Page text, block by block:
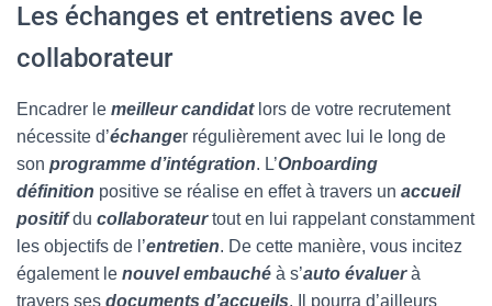
Les échanges et entretiens avec le
collaborateur
Encadrer le meilleur candidat lors de votre recrutement
nécessite d’échanger régulièrement avec lui le long de
son programme d’intégration. L’Onboarding
définition positive se réalise en effet à travers un accueil
positifdu collaborateurtout en lui rappelant constamment
les objectifs de l’entretien. De cette manière, vous incitez
également le nouvel embauché à s’auto évaluerà
travers ses documents d’accueils. Il pourra d’ailleurs